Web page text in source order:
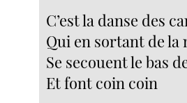
C’est la danse des
Qui en sortant de la
Se secouent le bas
Et font coin coin